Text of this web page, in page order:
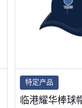
特定产品
临港耀华棒球